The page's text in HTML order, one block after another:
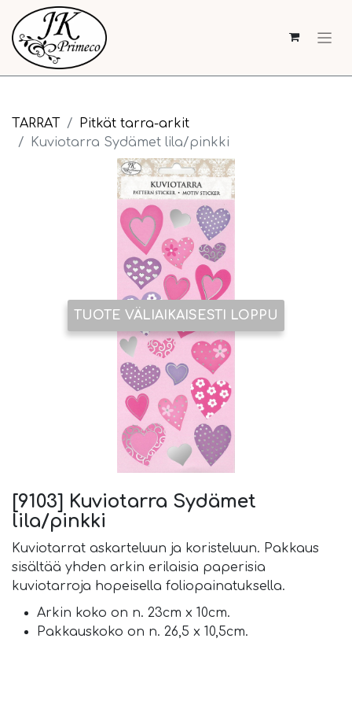
TARRAT
Pitkät tarra-arkit
Kuviotarra Sydämet lila/pinkki
TUOTE VÄLIAIKAISESTI LOPPU
[9103] Kuviotarra Sydämet
lila/pinkki
Kuviotarrat askarteluun ja koristeluun. Pakkaus
sisältää yhden arkin erilaisia paperisia
kuviotarroja hopeisella foliopainatuksella.
Arkin koko on n. 23cm x 10cm.
Pakkauskoko on n. 26,5 x 10,5cm.